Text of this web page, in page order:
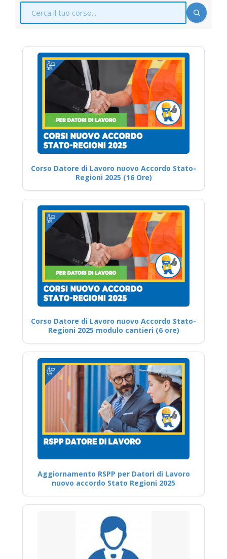
Corso Datore di Lavoro nuovo Accordo Stato-
Regioni 2025 (16 Ore)
Corso Datore di Lavoro nuovo Accordo Stato-
Regioni 2025 modulo cantieri (6 ore)
Aggiornamento RSPP per Datori di Lavoro
nuovo accordo Stato Regioni 2025